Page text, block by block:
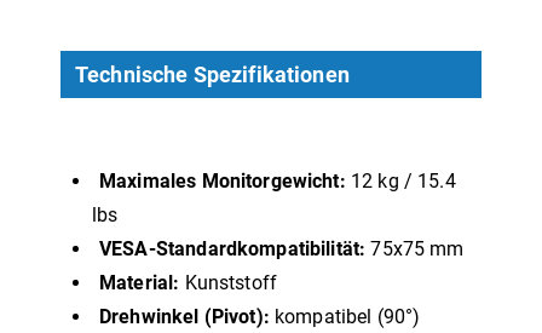
Technische Spezifikationen
Maximales Monitorgewicht: 12 kg / 15.4
lbs
VESA-Standardkompatibilität: 75x75 mm
Material: Kunststoff
Drehwinkel (Pivot): kompatibel (90°)